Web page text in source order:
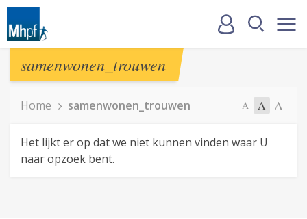
samenwonen_trouwen
Home samenwonen_trouwen A A A
Het lijkt er op dat we niet kunnen vinden waar U
naar opzoek bent.